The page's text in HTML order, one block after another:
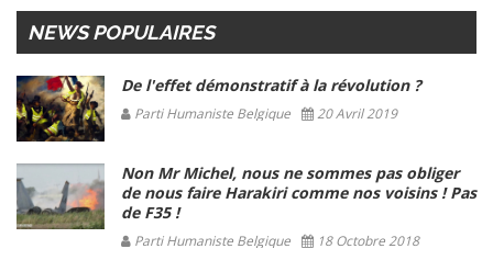
NEWS POPULAIRES
De l'effet démonstratif à la révolution ?
Parti Humaniste Belgique 20 Avril 2019
Non Mr Michel, nous ne sommes pas obliger
de nous faire Harakiri comme nos voisins ! Pas
de F35 !
Parti Humaniste Belgique 18 Octobre 2018